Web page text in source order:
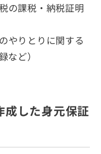
の課税・納税証明
やりとりに関する
など）
成した身元保証